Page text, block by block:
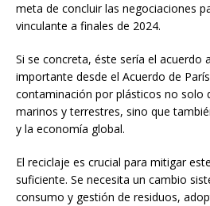
meta de concluir las negociaciones
vinculante a finales de 2024.
Si se concreta, éste sería el acuerdo
importante desde el Acuerdo de
contaminación por plásticos no solo
marinos y terrestres, sino que
y la economía global.
El reciclaje es crucial para mitigar
suficiente. Se necesita un cambio
consumo y gestión de residuos,